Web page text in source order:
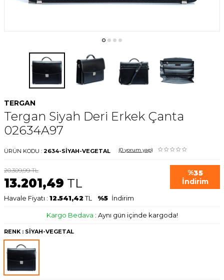
TERGAN
Tergan Siyah Deri Erkek Çanta
02634A97
ÜRÜN KODU : 2634-SİYAH-VEGETAL (0 yorum yap)
20.309,99TL
13.201,49 TL
%35
İndirim
Havale Fiyatı : 12.541,42TL %5 İndirim
Kargo Bedava : Aynı gün içinde kargoda!
RENK : SİYAH-VEGETAL